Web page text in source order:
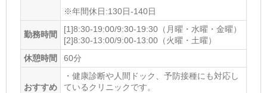
※年間休日:130日-140日
勤務時間
[1]8:30-19:00/9:30-19:30（月曜・水曜・金曜）
[2]8:30-13:00/9:00-13:00（火曜・土曜）
休憩時間
60分
おすすめ
・健康診断や人間ドック、予防接種にも対応し
ているクリニックです。